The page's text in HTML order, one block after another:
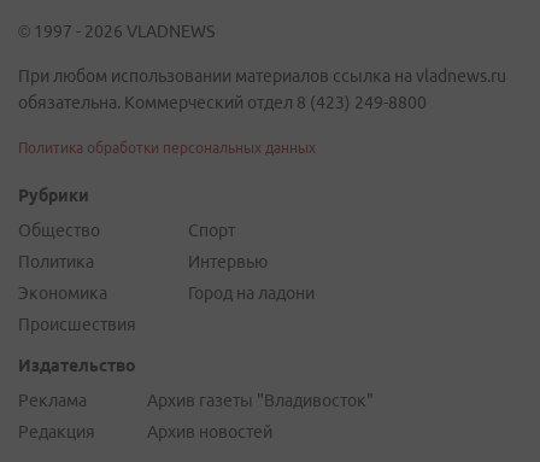
© 1997 - 2026 VLADNEWS
При любом использовании материалов ссылка на vladnews.ru
обязательна. Коммерческий отдел 8 (423) 249-8800
Политика обработки персональных данных
Рубрики
Общество
Политика
Экономика
Происшествия
Спорт
Интервью
Город на ладони
Издательство
Реклама
Редакция
Архив газеты "Владивосток"
Архив новостей